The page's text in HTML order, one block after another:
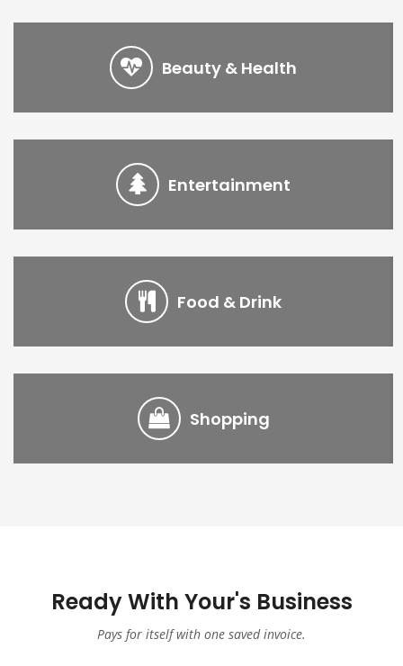
Beauty & Health
Entertainment
Food & Drink
Shopping
Ready With Your's Business
Pays for itself with one saved invoice.